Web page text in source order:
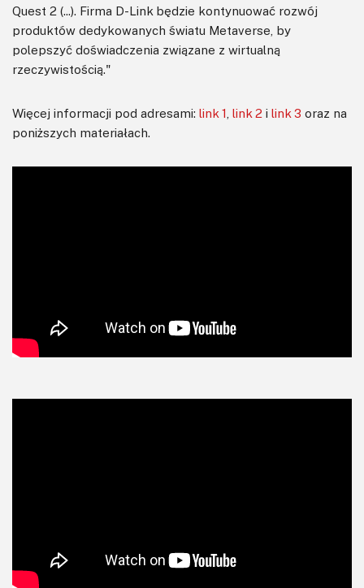
Quest 2 (...). Firma D-Link będzie kontynuować rozwój
produktów dedykowanych światu Metaverse, by
polepszyć doświadczenia związane z wirtualną
rzeczywistością."
Więcej informacji pod adresami: link 1 link 2 i link 3 oraz na
poniższych materiałach.